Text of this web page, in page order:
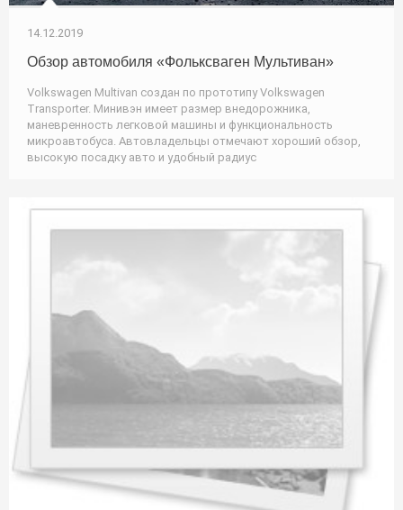
14.12.2019
Обзор автомобиля «Фольксваген Мультиван»
Volkswagen Multivan создан по прототипу Volkswagen
Transporter. Минивэн имеет размер внедорожника,
маневренность легковой машины и функциональность
микроавтобуса. Автовладельцы отмечают хороший обзор,
высокую посадку авто и удобный радиус